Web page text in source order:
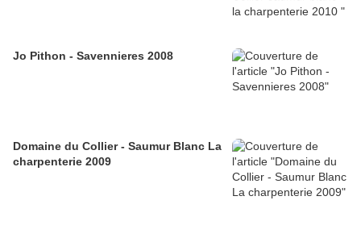
Jo Pithon - Savennieres 2008
Domaine du Collier - Saumur Blanc La
charpenterie 2009